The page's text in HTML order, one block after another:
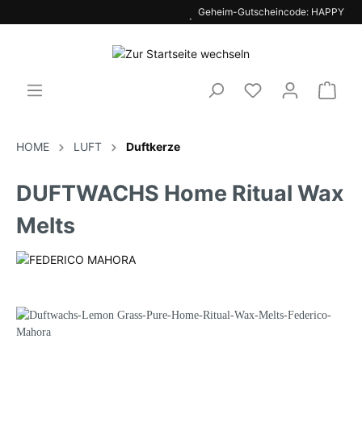
Bewertung ⭐⭐⭐⭐⭐ 4.75 / 5.00
HOME LUFT Duftkerze
DUFTWACHS Home Ritual Wax
Melts